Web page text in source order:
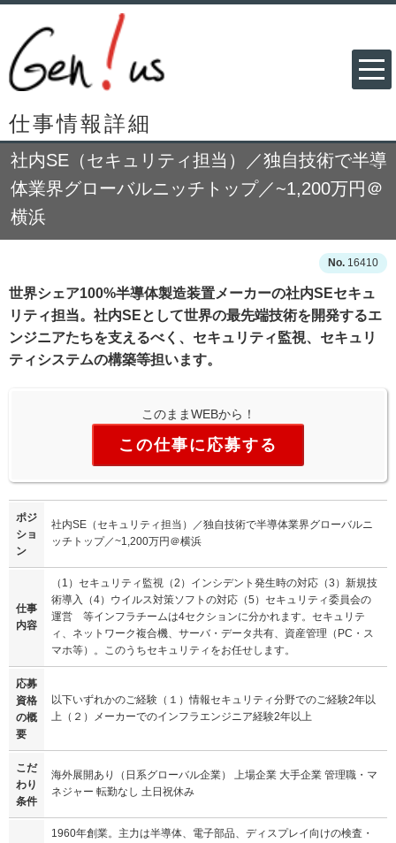
仕事情報詳細
社内SE（セキュリティ担当）／独自技術で半導
体業界グローバルニッチトップ／~1,200万円＠
横浜
16410
世界シェア100%半導体製造装置メーカーの社内SEセキュ
リティ担当。社内SEとして世界の最先端技術を開発するエ
ンジニアたちを支えるべく、セキュリティ監視、セキュリ
ティシステムの構築等担います。
このままWEBから！
この仕事に応募する
ポジ
ショ
ン
社内SE（セキュリティ担当）／独自技術で半導体業界グローバルニ
ッチトップ／~1,200万円＠横浜
仕事
内容
（1）セキュリティ監視（2）インシデント発生時の対応（3）新規技
術導入（4）ウイルス対策ソフトの対応（5）セキュリティ委員会の
運営 等インフラチームは4セクションに分かれます。セキュリテ
ィ、ネットワーク複合機、サーバ・データ共有、資産管理（PC・ス
マホ等）。このうちセキュリティをお任せします。
応募
資格
の概
要
以下いずれかのご経験（１）情報セキュリティ分野でのご経験2年以
上（２）メーカーでのインフラエンジニア経験2年以上
こだ
わり
条件
海外展開あり（日系グローバル企業） 上場企業 大手企業 管理職・マ
ネジャー 転勤なし 土日祝休み
1960年創業。主力は半導体、電子部品、ディスプレイ向けの検査・